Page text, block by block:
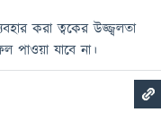
করা ত্বকের উজ্জ্বলতা
পাওয়া যাবে না।